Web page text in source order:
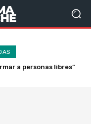
las asignaturas
a personas libres”